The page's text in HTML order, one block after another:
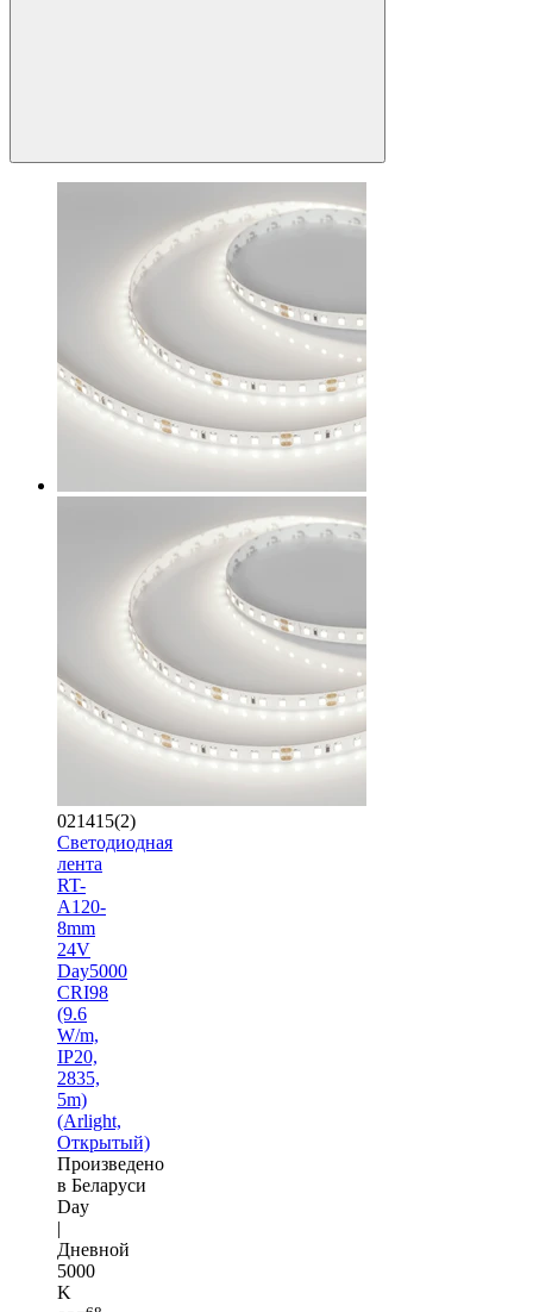
021415(2)
Светодиодная
лента
RT-
A120-
8mm
24V
Day5000
CRI98
(9.6
W/m,
IP20,
2835,
5m)
(Arlight,
Открытый)
Произведено
в Беларуси
Day
|
Дневной
5000
K